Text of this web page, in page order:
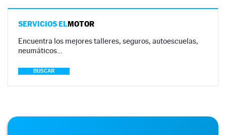
SERVICIOS ELMOTOR
Encuentra los mejores talleres, seguros, autoescuelas,
neumáticos…
BUSCAR